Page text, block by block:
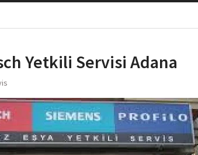
Yetkili Servisi Adana